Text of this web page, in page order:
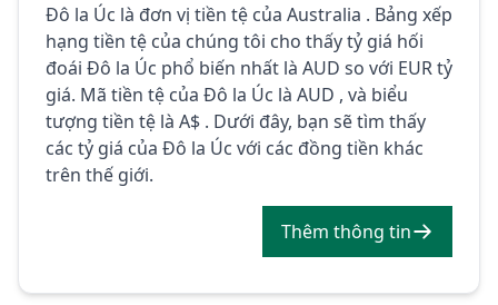
Đô la Úc là đơn vị tiền tệ của Australia . Bảng xếp
hạng tiền tệ của chúng tôi cho thấy tỷ giá hối
đoái Đô la Úc phổ biến nhất là AUD so với EUR tỷ
giá. Mã tiền tệ của Đô la Úc là AUD , và biểu
tượng tiền tệ là A$ . Dưới đây, bạn sẽ tìm thấy
các tỷ giá của Đô la Úc với các đồng tiền khác
trên thế giới.
Thêm thông tin